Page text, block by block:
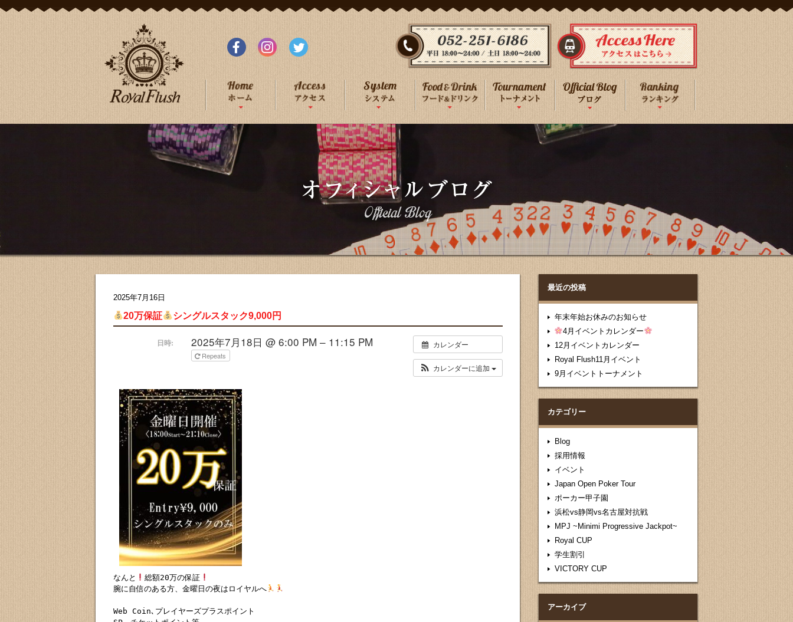
2025年7月16日
20万保証 シングルスタック9,000円
カレンダー
カレンダーに追加
日時: 2025年7月18日 @ 6:00 PM – 11:15 PM
Repeats
なんと
総額20万の保証
腕に自信のある方、金曜日の夜はロイヤルへ
Web Coin､プレイヤーズプラスポイント
最近の投稿
年末年始お休みのお知らせ
4月イベントカレンダー
12月イベントカレンダー
Royal Flush11月イベント
9月イベントトーナメント
カテゴリー
Blog
採用情報
イベント
Japan Open Poker Tour
ポーカー甲子園
浜松vs静岡vs名古屋対抗戦
MPJ ~Minimi Progressive Jackpot~
Royal CUP
学生割引
VICTORY CUP
アーカイブ